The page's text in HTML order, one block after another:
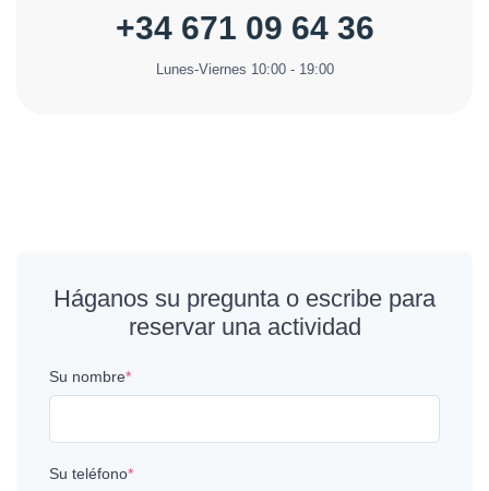
+34 671 09 64 36
Lunes-Viernes 10:00 - 19:00
Háganos su pregunta o escribe para
reservar una actividad
Su nombre*
Su teléfono*